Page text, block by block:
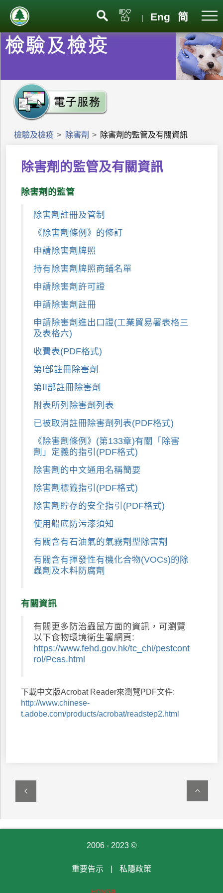
| Eng 简
檢驗及檢疫 > 除害劑 > 除害劑的監管及有關資訊
除害劑的監管及有關資訊
除害劑的監管
除害劑註冊及管制
《除害劑條例》的修訂
申請除害劑牌照
持有除害劑牌照商鋪名單
申請除害劑許可證
申請除害劑註冊
申請除害劑進出口證(工業貿易署表格三
及表格六)
收費表(PDF格式)
第I部註冊除害劑
第II部註冊除害劑
附表所列除害劑列表
已被取消註冊除害劑列表(PDF格式)
《除害劑條例》(第133章)有關「除害
劑」定義的指引(PDF格式)
除害劑的中文通用名稱簡要
除害劑標籤指引(PDF格式)
除害劑貯存的安全指引(PDF格式)
使用船底防污漆須知
有關含有石油氣的氣霧劑型除害劑
有關含有揮發性有機化合物(VOCs)的除
蟲劑及木料防腐劑
有關資訊
有關更多防治蟲鼠方面的資訊，可瀏覽
以下食物環境衛生署網頁:
https://www.fehd.gov.hk/tc_chi/pestcont
rol/Pcas.html
下載中文版Acrobat Reader來瀏覽PDF文件:
http://www.chinese-
t.adobe.com/products/acrobat/readstep2.html
2006 - 2023 ©
重要告示 私隱政策